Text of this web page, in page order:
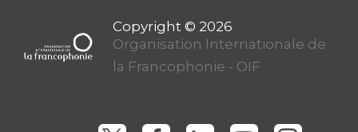
Organisation Internationale de
la Francophonie - OIF